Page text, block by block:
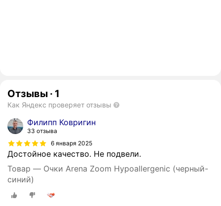
Отзывы · 1
Как Яндекс проверяет отзывы
Филипп Ковригин
33 отзыва
6 января 2025
Достойное качество. Не подвели.
Товар — Очки Arena Zoom Hypoallergenic (черный-
синий)